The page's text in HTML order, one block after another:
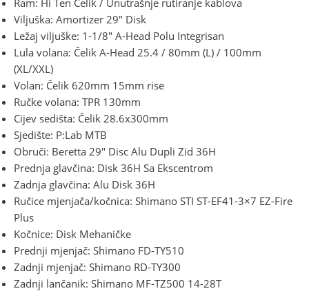
Viljuška: Amortizer 29″ Disk
Ležaj viljuške: 1-1/8″ A-Head Polu Integrisan
Lula volana: Čelik A-Head 25.4 / 80mm (L) / 100mm
(XL/XXL)
Volan: Čelik 620mm 15mm rise
Ručke volana: TPR 130mm
Cijev sedišta: Čelik 28.6x300mm
Sjedište: P:Lab MTB
Obruči: Beretta 29″ Disc Alu Dupli Zid 36H
Prednja glavčina: Disk 36H Sa Ekscentrom
Zadnja glavčina: Alu Disk 36H
Ručice mjenjača/kočnica: Shimano STI ST-EF41-3×7 EZ-Fire
Plus
Kočnice: Disk Mehaničke
Prednji mjenjač: Shimano FD-TY510
Zadnji mjenjač: Shimano RD-TY300
Zadnji lančanik: Shimano MF-TZ500 14-28T